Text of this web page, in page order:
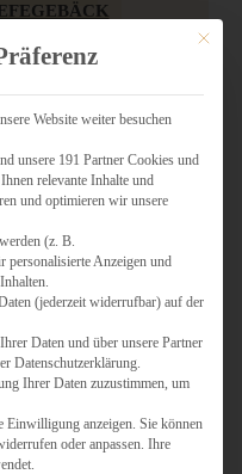
KUCHEN
& GESÜNDER
BAKERY
HAUPTGERICHT
SÜSS
& SANDWICHES
DEM TISCH
Mit
Website weiter besuchen
unsere 191 Partner Cookies und
relevante Inhalte und
und optimieren wir unsere
(z. B.
personalisierte Anzeigen und
(jederzeit widerrufbar) auf der
Daten und über unsere Partner
Datenschutzerklärung.
Ihrer Daten zuzustimmen, um
Einwilligung anzeigen. Sie können
oder anpassen. Ihre